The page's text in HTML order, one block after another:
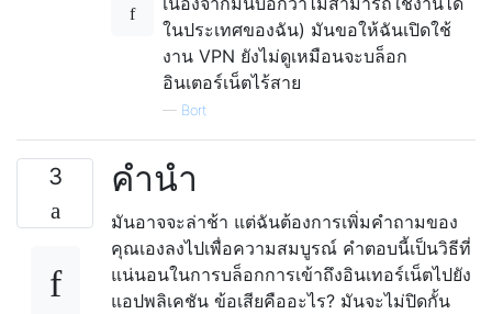
ในประเทศของฉัน) มันขอให้ฉันเปิดใช้
งาน VPN ยังไม่ดูเหมือนจะบล็อก
อินเตอร์เน็ตไร้สาย
— Bort
3 คำนำ
มันอาจจะล่าช้า แต่ฉันต้องการเพิ่มคำถามของ
คุณเองลงไปเพื่อความสมบูรณ์ คำตอบนี้เป็นวิธีที่
แน่นอนในการบล็อกการเข้าถึงอินเทอร์เน็ตไปยัง
แอปพลิเคชัน ข้อเสียคืออะไร? มันจะไม่ปิดกั้น